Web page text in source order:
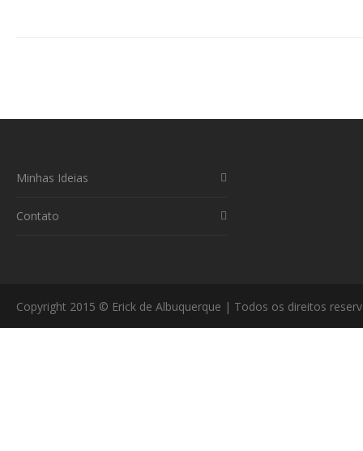
Minhas Ideias
Contato
Copyright 2015 © Erick de Albuquerque | Todos os direitos